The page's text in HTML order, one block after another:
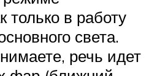
только в работу
света.
речь идет